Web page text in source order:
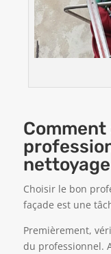
Choisir le bon
façade est une
Premièrement,
du professionnel.